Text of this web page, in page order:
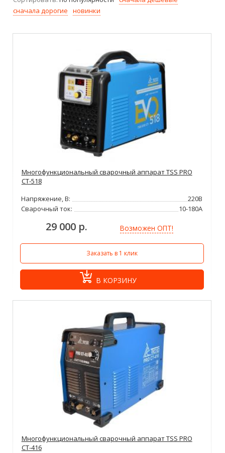
сначала дорогие
новинки
Многофункциональный сварочный аппарат TSS PRO
CT-518
Напряжение, В:
220В
Сварочный ток:
10-180А
29 000 р. Возможен ОПТ!
Заказать в 1 клик
В КОРЗИНУ
Многофункциональный сварочный аппарат TSS PRO
CT-416